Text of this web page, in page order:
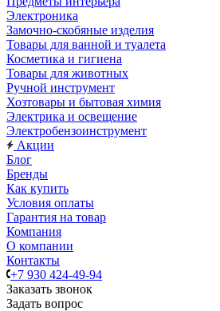
Электроника
Замочно-скобяные изделия
Товары для ванной и туалета
Косметика и гигиена
Товары для животных
Ручной инструмент
Хозтовары и бытовая химия
Электрика и освещение
Электробензоинструмент
Акции
Блог
Бренды
Как купить
Условия оплаты
Гарантия на товар
Компания
О компании
Контакты
+7 930 424-49-94
Заказать звонок
Задать вопрос